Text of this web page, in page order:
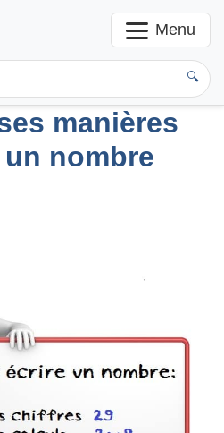
Menu
🔍
manières
un nombre